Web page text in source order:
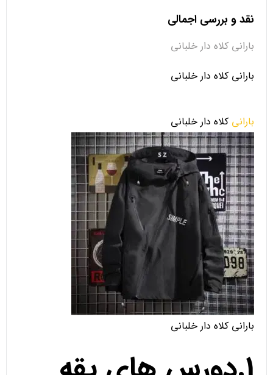
نقد و بررسی اجمالی
بارانی کلاه دار خلبانی
بارانی کلاه دار خلبانی
بارانی کلاه دار خلبانی
بارانی کلاه دار خلبانی